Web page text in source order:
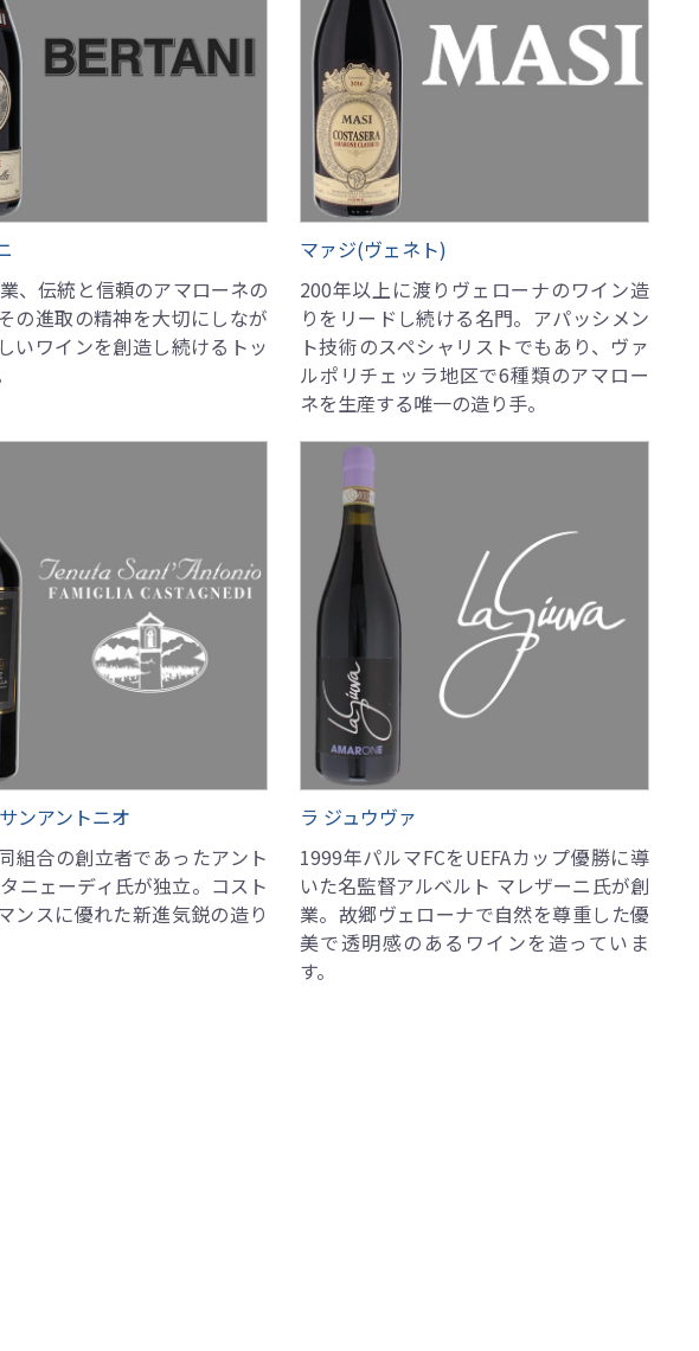
、伝統と信頼のアマローネの
の進取の精神を大切にしなが
いワインを創造し続けるトッ
マァジ(ヴェネト)
200年以上に渡りヴェローナのワイン造
りをリードし続ける名門。アパッシメン
ト技術のスペシャリストでもあり、ヴァ
ルポリチェッラ地区で6種類のアマロー
ネを生産する唯一の造り手。
ンアントニオ
組合の創立者であったアント
ニェーディ氏が独立。コスト
ンスに優れた新進気鋭の造り
ラ ジュウヴァ
1999年パルマFCをUEFAカップ優勝に導
いた名監督アルベルト マレザーニ氏が創
業。故郷ヴェローナで自然を尊重した優
美で透明感のあるワインを造っていま
す。